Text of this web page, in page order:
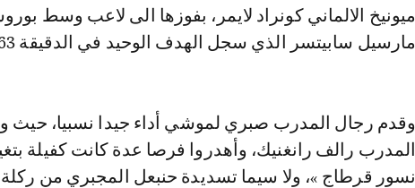
ميونيخ الالماني كونراد لايمر، بفوزها الى لاعب وسط
مارسيل سابيتسر الذي سجل الهدف الوحيد في الدقيقة 63.
وقدم رجال المدرب صبري لموشي أداء جيدا نسبيا، حيث
المدرب رالف رانغنيك، وأهدروا فرصا عدة كانت كفيلة
نسور قرطاج »، ولا سيما تسديدة حنبعل المجبري من